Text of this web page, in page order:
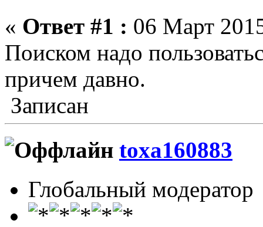
« Ответ #1 : 06 Март
Поиском надо
причем давно.
Записан
toxa160883
Глобальный модератор